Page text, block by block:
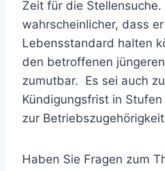
Zeit für die
wahrscheinlicher, dass
Lebensstandard halten
den betroffenen
zumutbar. Es sei auch
Kündigungsfrist in
zur
Haben Sie Fragen zum